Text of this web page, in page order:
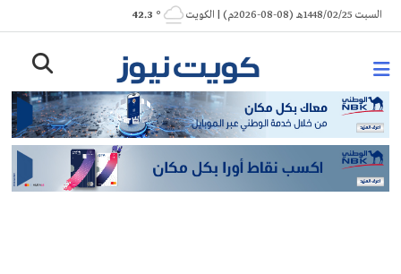
Skip
to
السبت 1448/02/25هـ (08-08-2026م) | الكويت ° 42.3